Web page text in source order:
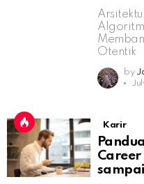
Otentik
by
Karir